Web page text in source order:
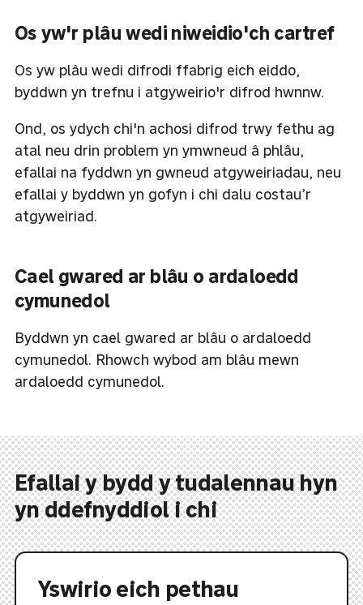
Os yw'r plâu wedi niweidio'ch cartref
Os yw plâu wedi difrodi ffabrig eich eiddo,
byddwn yn trefnu i atgyweirio'r difrod hwnnw.
Ond, os ydych chi'n achosi difrod trwy fethu ag
atal neu drin problem yn ymwneud â phlâu,
efallai na fyddwn yn gwneud atgyweiriadau, neu
efallai y byddwn yn gofyn i chi dalu costau’r
atgyweiriad.
Cael gwared ar blâu o ardaloedd
cymunedol
Byddwn yn cael gwared ar blâu o ardaloedd
cymunedol. Rhowch wybod am blâu mewn
ardaloedd cymunedol.
Efallai y bydd y tudalennau hyn
yn ddefnyddiol i chi
Yswirio eich pethau